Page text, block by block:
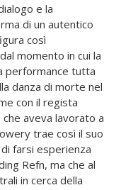
e la
di un autentico
così
momento in cui la
performance tutta
danza di morte nel
con il regista
aveva lavorato a
trae così il suo
farsi esperienza
Refn, ma che al
in cerca della